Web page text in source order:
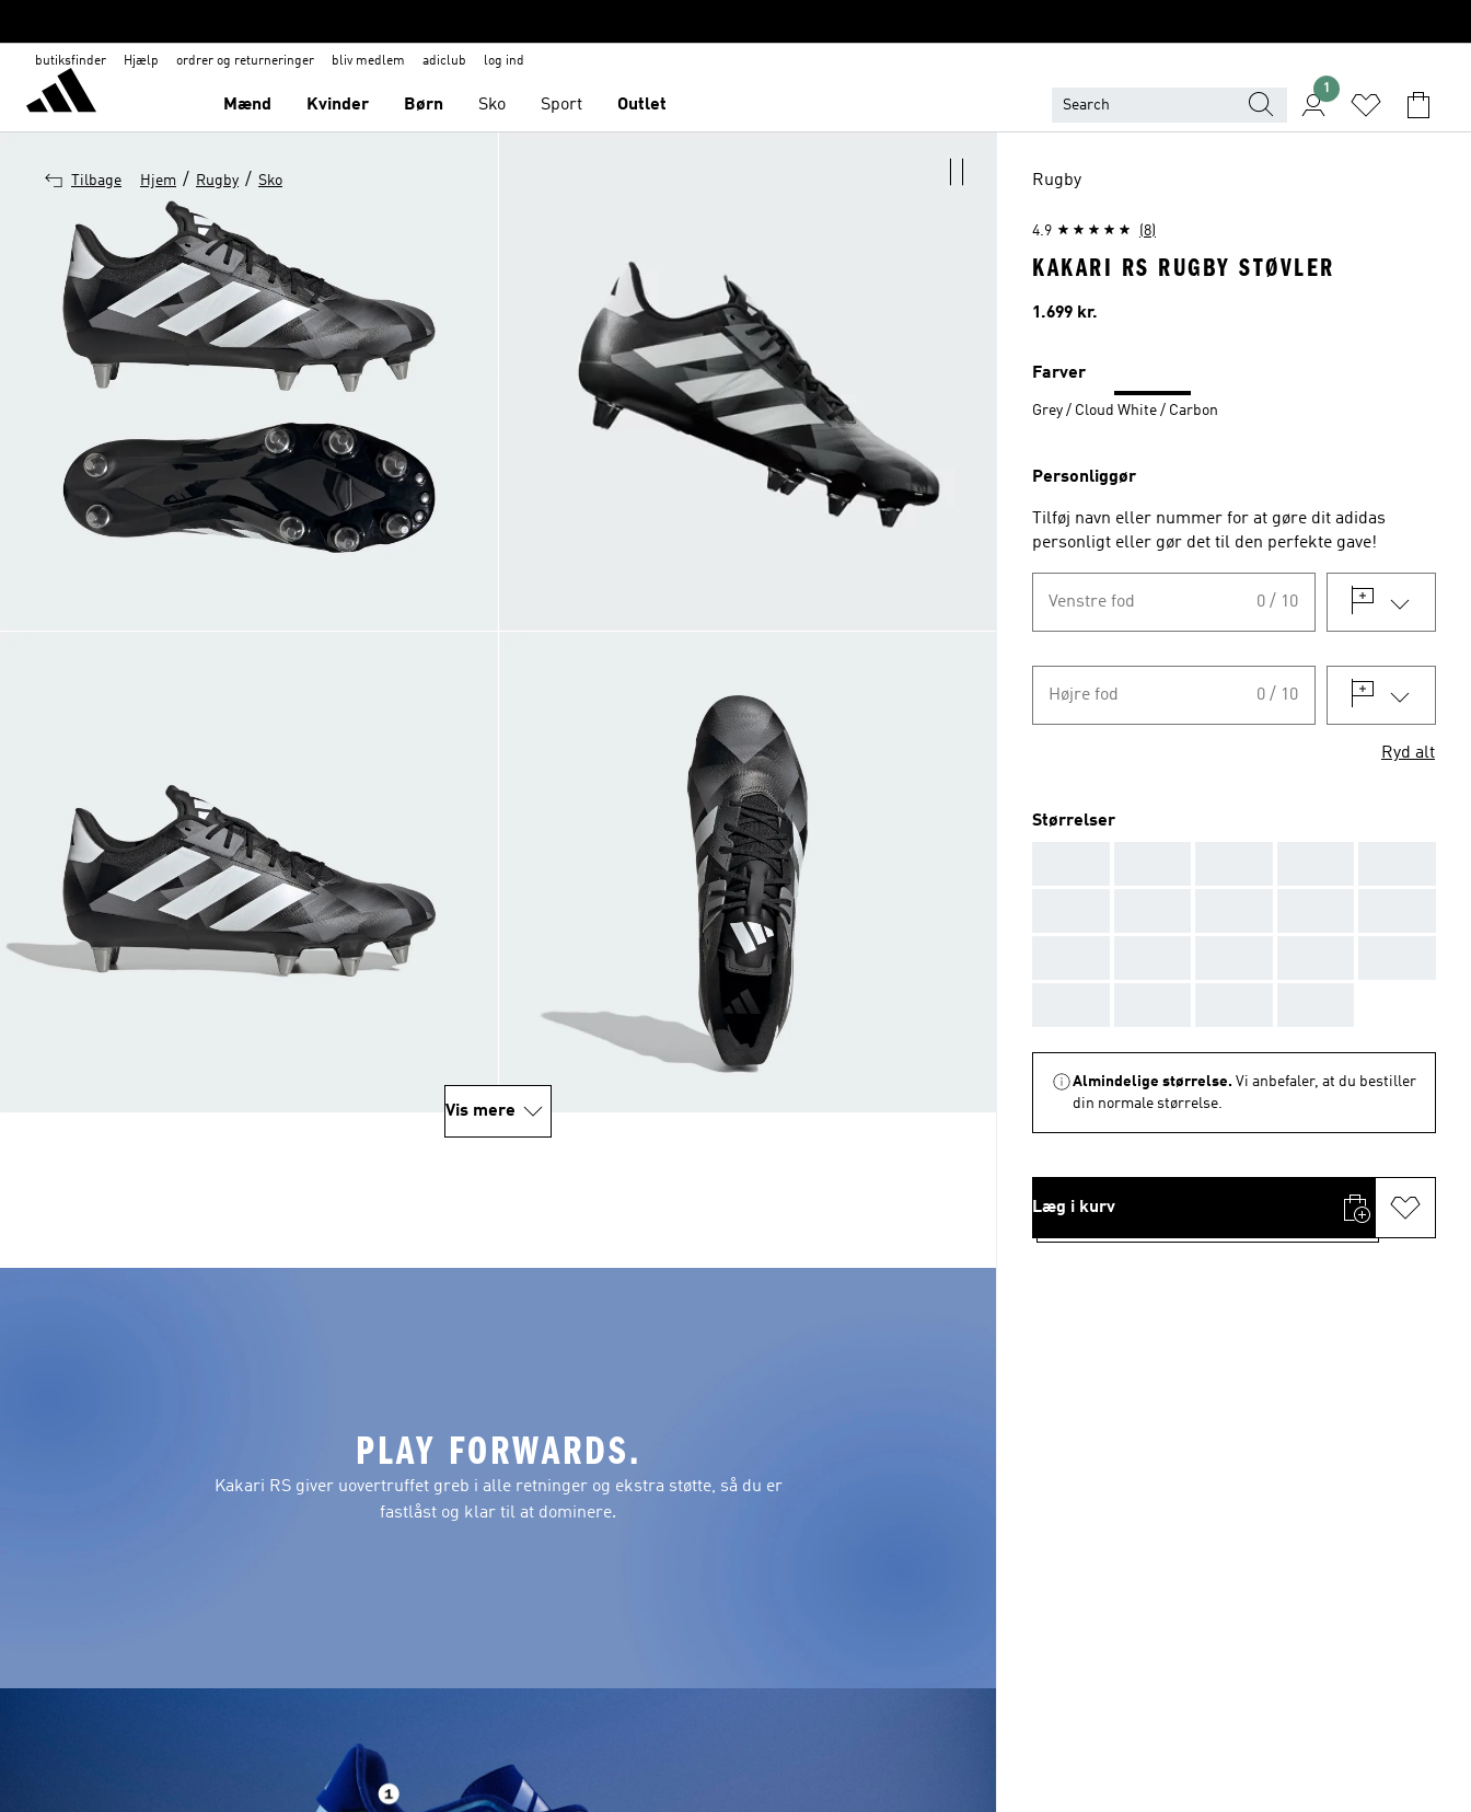
butiksfinder Hjælp ordrer og returneringer bliv medlem adiclub log ind
Mænd Kvinder Børn Sko Sport Outlet
1
Tilbage Hjem / Rugby / Sko
Vis mere
PLAY FORWARDS.
Kakari RS giver uovertruffet greb i alle retninger og ekstra støtte, så du er
fastlåst og klar til at dominere.
Rugby
4.9 (8)
KAKARI RS RUGBY STØVLER
Pris
1.699 kr.
Farver
Grey / Cloud White / Carbon
Personliggør
Tilføj navn eller nummer for at gøre dit adidas
personligt eller gør det til den perfekte gave!
Venstre fod 0 / 10
Højre fod 0 / 10
Ryd alt
Størrelser
Almindelige størrelse. Vi anbefaler, at du bestiller
din normale størrelse.
Læg i kurv